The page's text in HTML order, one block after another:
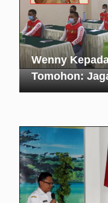
Wenny
Tomohon: